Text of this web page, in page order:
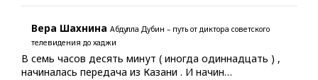
Вера Шахнина Абдулла Дубин – путь от диктора советского
телевидения до хаджи
В семь часов десять минут ( иногда одиннадцать ) ,
начиналась передача из Казани . И начин…